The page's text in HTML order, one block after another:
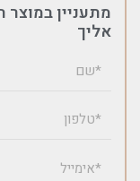
מתעניין במוצר
אליך